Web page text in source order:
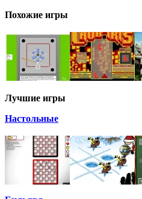
Похожие игры
Лучшие игры
Настольные